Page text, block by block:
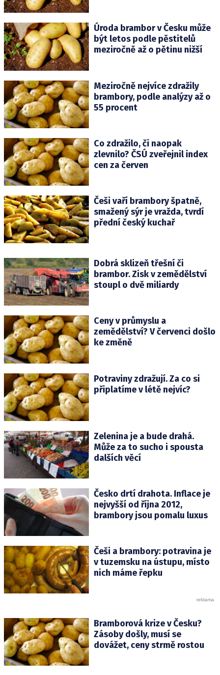
Úroda brambor v Česku může
být letos podle pěstitelů
meziročně až o pětinu nižší
Meziročně nejvíce zdražily
brambory, podle analýzy až o
55 procent
Co zdražilo, či naopak
zlevnilo? ČSÚ zveřejnil index
cen za červen
Češi vaří brambory špatně,
smažený sýr je vražda, tvrdí
přední český kuchař
Dobrá sklizeň třešní či
brambor. Zisk v zemědělství
stoupl o dvě miliardy
Ceny v průmyslu a
zemědělství? V červenci došlo
ke změně
Potraviny zdražují. Za co si
připlatíme v létě nejvíc?
Zelenina je a bude drahá.
Může za to sucho i spousta
dalších věcí
Česko drtí drahota. Inflace je
nejvyšší od října 2012,
brambory jsou pomalu luxus
Češi a brambory: potravina je
v tuzemsku na ústupu, místo
nich máme řepku
Bramborová krize v Česku?
Zásoby došly, musí se
dovážet, ceny strmě rostou